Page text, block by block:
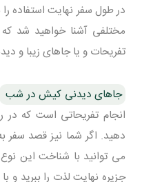
در طول سفر نهایت استفاده را
مختلفی آشنا خواهید شد که
تفریحات و یا جاهای زیبا و
جاهای دیدنی کیش در شب
انجام تفریحاتی است که در
دهید. اگر شما نیز قصد سفر
می توانید با شناخت این
جزیره نهایت لذت را ببرید